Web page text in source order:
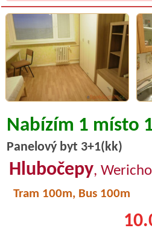
Nabízím 1 místo
Panelový byt 3+1(kk)
Hlubočepy,
Tram 100m, Bus 100m